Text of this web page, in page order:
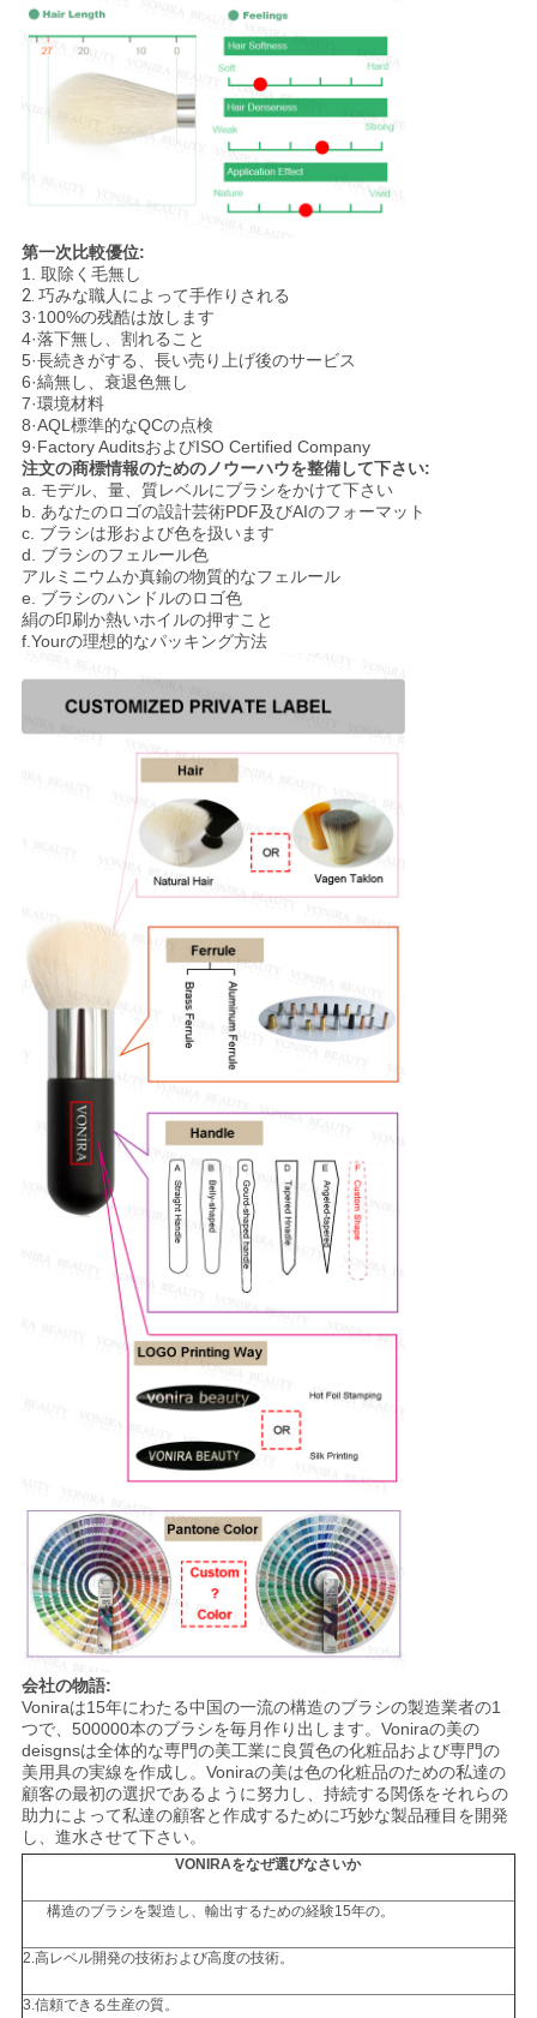
第一次比較優位:
1. 取除く毛無し
2. 巧みな職人によって手作りされる
3·100%の残酷は放します
4·落下無し、割れること
5·長続きがする、長い売り上げ後のサービス
6·縞無し、衰退色無し
7·環境材料
8·AQL標準的なQCの点検
9·Factory AuditsおよびISO Certified Company
注文の商標情報のためのノウーハウを整備して下さい:
a. モデル、量、質レベルにブラシをかけて下さい
b. あなたのロゴの設計芸術PDF及びAIのフォーマット
c. ブラシは形および色を扱います
d. ブラシのフェルール色
アルミニウムか真鍮の物質的なフェルール
e. ブラシのハンドルのロゴ色
絹の印刷か熱いホイルの押すこと
f.Yourの理想的なパッキング方法
会社の物語:
Voniraは15年にわたる中国の一流の構造のブラシの製造業者の1
つで、500000本のブラシを毎月作り出します。Voniraの美の
deisgnsは全体的な専門の美工業に良質色の化粧品および専門の
美用具の実線を作成し。Voniraの美は色の化粧品のための私達の
顧客の最初の選択であるように努力し、持続する関係をそれらの
助力によって私達の顧客と作成するために巧妙な製品種目を開発
し、進水させて下さい。
VONIRAをなぜ選びなさいか
構造のブラシを製造し、輸出するための経験15年の。
2.高レベル開発の技術および高度の技術。
3.信頼できる生産の質。